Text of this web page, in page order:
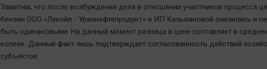
Заметим, что после возбуждения дела в отношении участников процесса
бензин ООО «Лукойл - Уралнефтепродукт» и ИП Казыхановой снизились и
быть одинаковыми. На данный момент разница в цене составляет в
копеек. Данный факт лишь подтверждает согласованность действий
субъектов.